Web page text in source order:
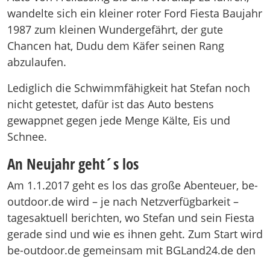
wandelte sich ein kleiner roter Ford Fiesta Baujahr
1987 zum kleinen Wundergefährt, der gute
Chancen hat, Dudu dem Käfer seinen Rang
abzulaufen.
Lediglich die Schwimmfähigkeit hat Stefan noch
nicht getestet, dafür ist das Auto bestens
gewappnet gegen jede Menge Kälte, Eis und
Schnee.
An Neujahr geht´s los
Am 1.1.2017 geht es los das große Abenteuer, be-
outdoor.de wird – je nach Netzverfügbarkeit –
tagesaktuell berichten, wo Stefan und sein Fiesta
gerade sind und wie es ihnen geht. Zum Start wird
be-outdoor.de gemeinsam mit BGLand24.de den